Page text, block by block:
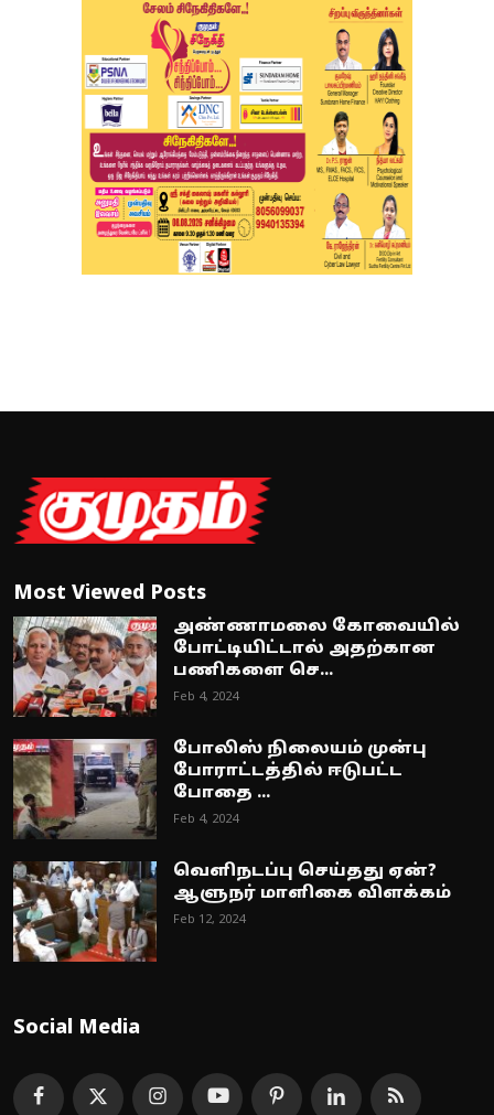
Most Viewed Posts
அண்ணாமலை கோவையில்
போட்டியிட்டால் அதற்கான
பணிகளை செ...
Feb 4, 2024
போலிஸ் நிலையம் முன்பு
போராட்டத்தில் ஈடுபட்ட
போதை ...
Feb 4, 2024
வெளிநடப்பு செய்தது ஏன்?
ஆளுநர் மாளிகை விளக்கம்
Feb 12, 2024
Social Media